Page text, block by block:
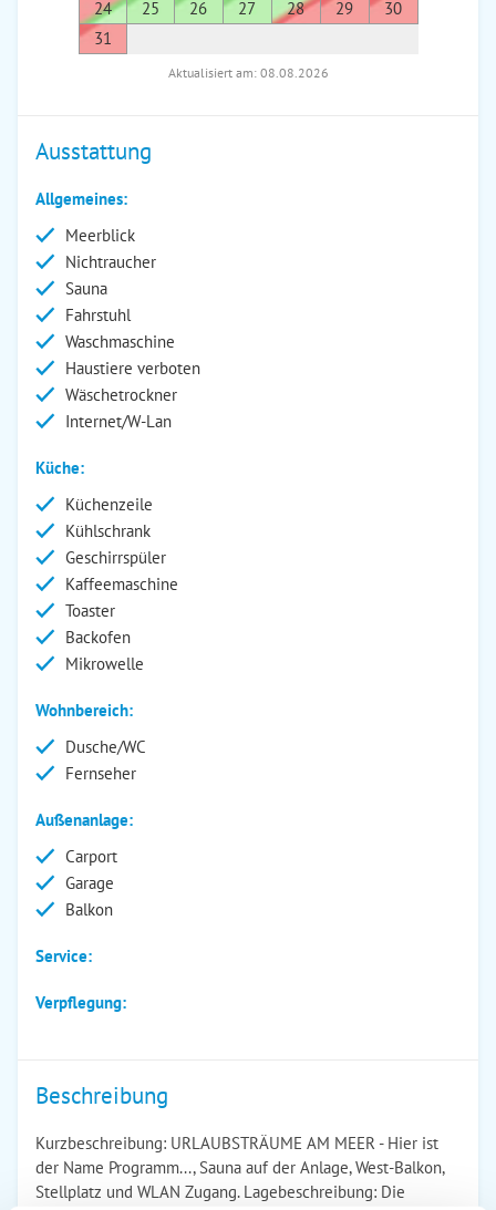
24
25 26 27 28 29
30
31
Aktualisiert am: 08.08.2026
Ausstattung
Allgemeines:
Meerblick
Nichtraucher
Sauna
Fahrstuhl
Waschmaschine
Haustiere verboten
Wäschetrockner
Internet/W-Lan
Küche:
Küchenzeile
Kühlschrank
Geschirrspüler
Kaffeemaschine
Toaster
Backofen
Mikrowelle
Wohnbereich:
Dusche/WC
Fernseher
Außenanlage:
Carport
Garage
Balkon
Service:
Verpflegung:
Beschreibung
Kurzbeschreibung: URLAUBSTRÄUME AM MEER - Hier ist
der Name Programm..., Sauna auf der Anlage, West-Balkon,
Stellplatz und WLAN Zugang. Lagebeschreibung: Die